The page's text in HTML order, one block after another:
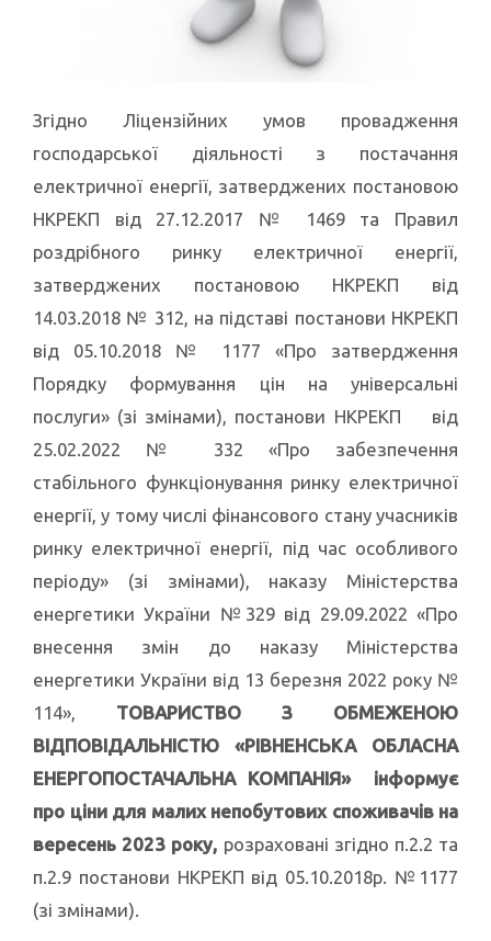
Згідно Ліцензійних умов провадження
господарської діяльності з постачання
електричної енергії, затверджених постановою
НКРЕКП від 27.12.2017 № 1469 та Правил
роздрібного ринку електричної енергії,
затверджених постановою НКРЕКП від
14.03.2018 № 312, на підставі постанови НКРЕКП
від 05.10.2018 № 1177 «Про затвердження
Порядку формування цін на універсальні
послуги» (зі змінами), постанови НКРЕКП від
25.02.2022 № 332 «Про забезпечення
стабільного функціонування ринку електричної
енергії, у тому числі фінансового стану учасників
ринку електричної енергії, під час особливого
періоду» (зі змінами), наказу Міністерства
енергетики України №329 від 29.09.2022 «Про
внесення змін до наказу Міністерства
енергетики України від 13 березня 2022 року №
114», ТОВАРИСТВО З ОБМЕЖЕНОЮ
ВІДПОВІДАЛЬНІСТЮ «РІВНЕНСЬКА ОБЛАСНА
ЕНЕРГОПОСТАЧАЛЬНА КОМПАНІЯ» інформує
про ціни для малих непобутових споживачів на
вересень 2023 року, розраховані згідно п.2.2 та
п.2.9 постанови НКРЕКП від 05.10.2018р. №1177
(зі змінами).